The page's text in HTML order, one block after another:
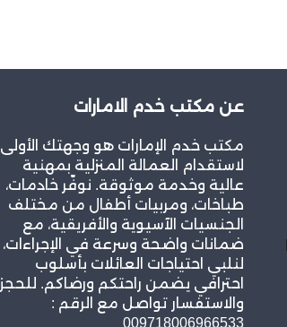
عن مكتب خدم الامارات
مكتب خدم الإمارات هو وجهتك الأولى
لاستقدام العمالة المنزلية بمهنية
عالية وخدمة موثوقة. نوفّر خادمات،
طباخات، ومربيات أطفال من مختلف
الجنسيات الآسيوية والأفريقية، مع
ضمانات واضحة وسرعة في الإجراءات،
لنلبي احتياجات العائلات بأسلوب
احترافي يضمن راحتكم ورضاكم. للحجز
والاستفسار تواصل مع الرقم :
009718006966533